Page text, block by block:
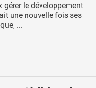
le développement
une nouvelle fois ses
...